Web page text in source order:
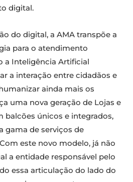
digital.
do digital, a AMA transpõe a
para o atendimento
a Inteligência Artificial
a interação entre cidadãos e
ainda mais os
uma nova geração de Lojas e
balcões únicos e integrados,
gama de serviços de
este novo modelo, já não
a entidade responsável pelo
essa articulação do lado do